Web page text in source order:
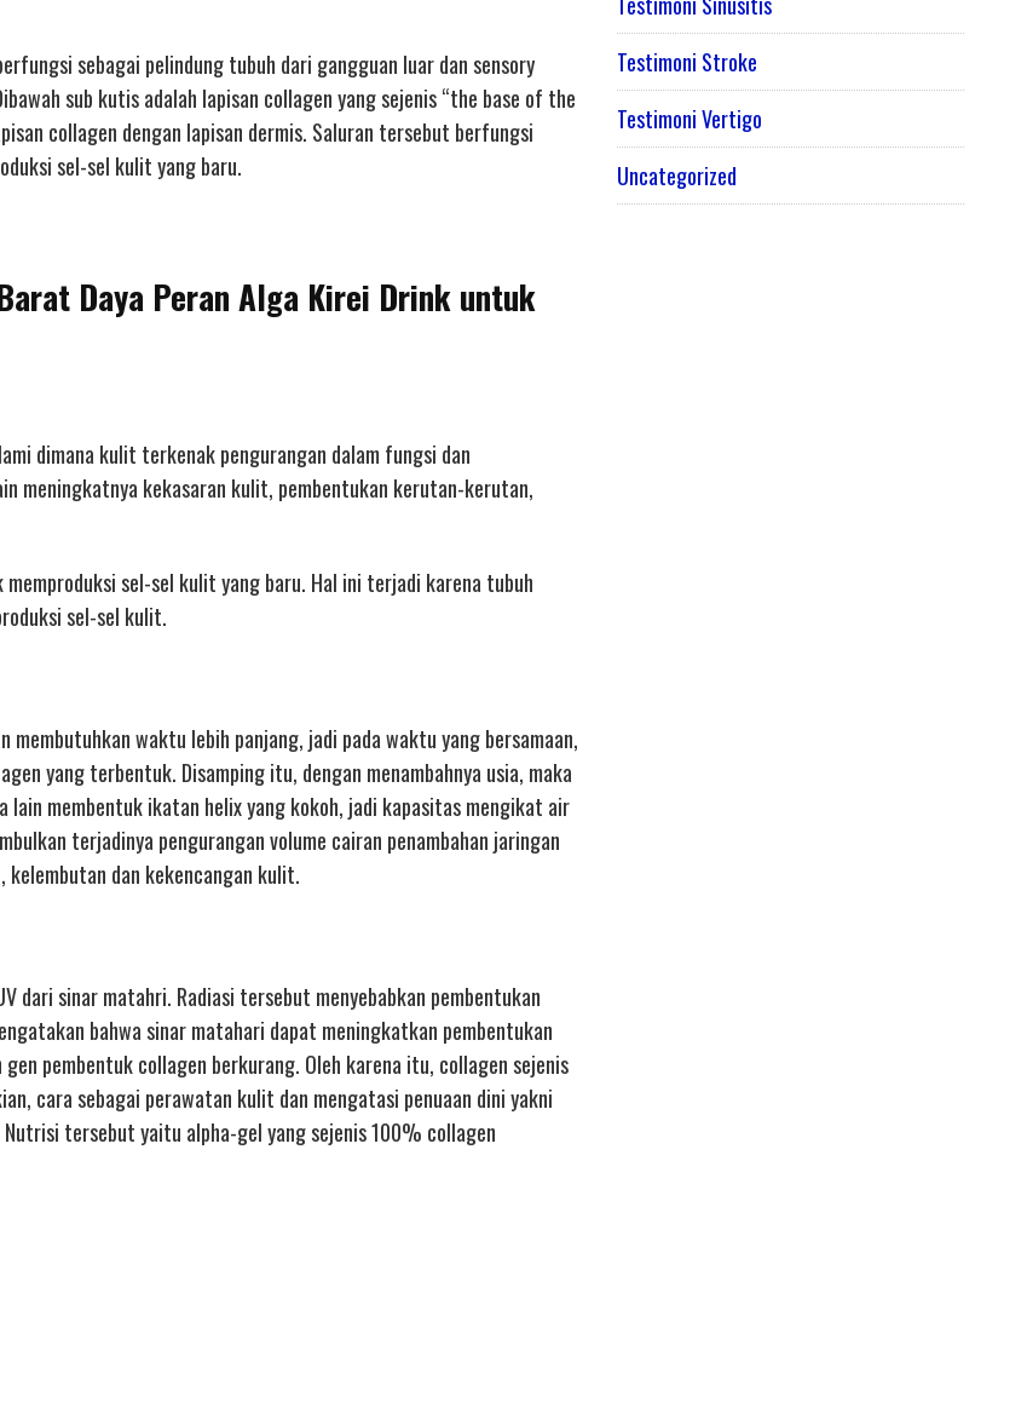
sebagai pelindung tubuh dari gangguan luar dan sensory
sub kutis adalah lapisan collagen yang sejenis “the base of the
collagen dengan lapisan dermis. Saluran tersebut berfungsi
sel-sel kulit yang baru.
Daya Peran Alga Kirei Drink untuk
dimana kulit terkenak pengurangan dalam fungsi dan
meningkatnya kekasaran kulit, pembentukan kerutan-kerutan,
sel-sel kulit yang baru. Hal ini terjadi karena tubuh
sel-sel kulit.
waktu lebih panjang, jadi pada waktu yang bersamaan,
yang terbentuk. Disamping itu, dengan menambahnya usia, maka
lain membentuk ikatan helix yang kokoh, jadi kapasitas mengikat air
terjadinya pengurangan volume cairan penambahan jaringan
dan kekencangan kulit.
dari sinar matahri. Radiasi tersebut menyebabkan pembentukan
bahwa sinar matahari dapat meningkatkan pembentukan
pembentuk collagen berkurang. Oleh karena itu, collagen sejenis
cara sebagai perawatan kulit dan mengatasi penuaan dini yakni
tersebut yaitu alpha-gel yang sejenis 100% collagen
Testimoni Stroke
Testimoni Vertigo
Uncategorized